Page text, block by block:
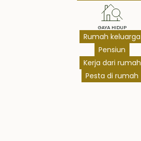
GAYA HIDUP
Rumah keluarga
Pensiun
Kerja dari rumah
Pesta di rumah